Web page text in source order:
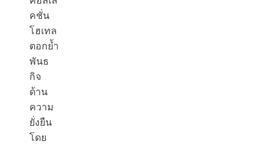
คชั่น
โฮเทล
ตอกย้ำ
พันธ
กิจ
ด้าน
ความ
ยั่งยืน
โดย